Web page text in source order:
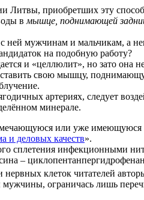
Литвы, приобретших эту
в мышце, поднимающей
мужчинам и мальчикам, а
на подобную работу?
и «целлюлит», но зато она
свою мышцу,
артериях, следует
минерале.
или уже имеющуюся
и деловых качеств».
сплетения инфекционными
–
клеток читателей
ограничась лишь